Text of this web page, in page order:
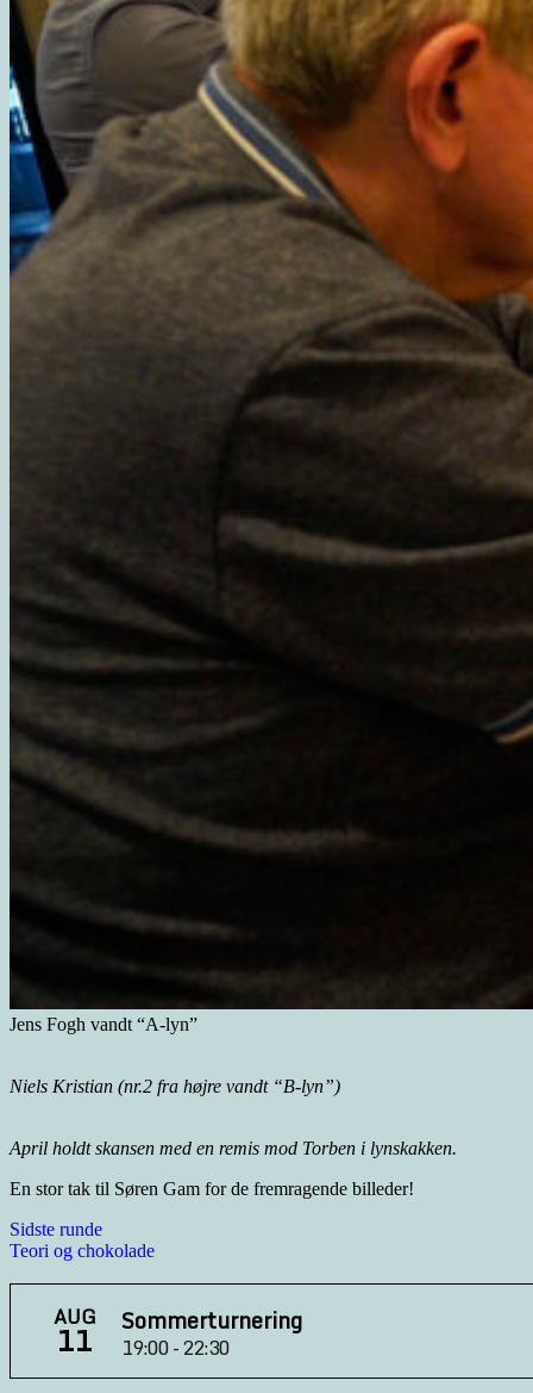
Jens Fogh vandt “A-lyn”
Niels Kristian (nr.2 fra højre vandt “B-lyn”)
April holdt skansen med en remis mod Torben i lynskakken.
En stor tak til Søren Gam for de fremragende billeder!
Indlægsnavigation
Sidste runde
Teori og chokolade
AUG
11 Sommerturnering
19:00 - 22:30